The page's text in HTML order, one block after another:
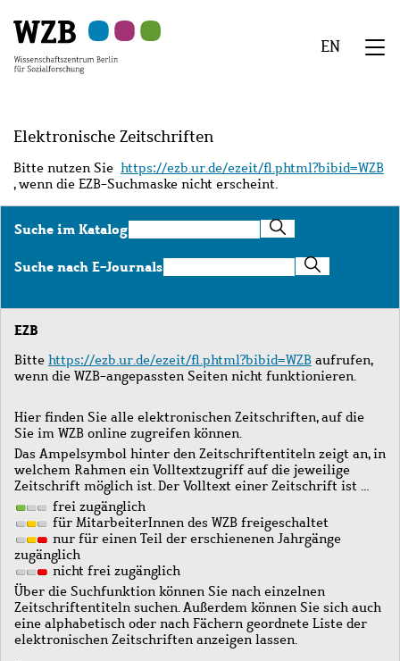
Hauptinhalt
springen
Navigation
springen
Suche
springen
Sekundärnavigation
springen
Fußzeile
springen
EN
Elektronische Zeitschriften
Bitte nutzen Sie https://ezb.ur.de/ezeit/fl.phtml?bibid=WZB
, wenn die EZB-Suchmaske nicht erscheint.
Suche im KatalogSuche
im
Katalog
Suche nach E-JournalsSuche
nach
Journals
EZB
Bitte https://ezb.ur.de/ezeit/fl.phtml?bibid=WZB aufrufen,
wenn die WZB-angepassten Seiten nicht funktionieren.
Hier finden Sie alle elektronischen Zeitschriften, auf die
Sie im WZB online zugreifen können.
Das Ampelsymbol hinter den Zeitschriftentiteln zeigt an, in
welchem Rahmen ein Volltextzugriff auf die jeweilige
Zeitschrift möglich ist. Der Volltext einer Zeitschrift ist …
frei zugänglich
für MitarbeiterInnen des WZB freigeschaltet
nur für einen Teil der erschienenen Jahrgänge
zugänglich
nicht frei zugänglich
Über die Suchfunktion können Sie nach einzelnen
Zeitschriftentiteln suchen. Außerdem können Sie sich auch
eine alphabetisch oder nach Fächern geordnete Liste der
elektronischen Zeitschriften anzeigen lassen.